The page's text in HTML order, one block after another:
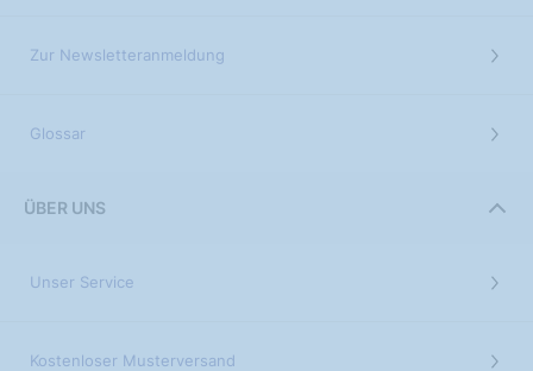
Zur Newsletteranmeldung
Glossar
ÜBER UNS
Unser Service
Kostenloser Musterversand